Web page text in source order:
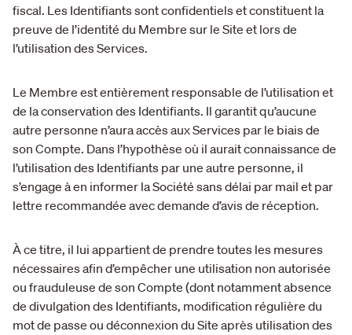
fiscal. Les Identifiants sont confidentiels et constituent la
preuve de l’identité du Membre sur le Site et lors de
l’utilisation des Services.
Le Membre est entièrement responsable de l’utilisation et
de la conservation des Identifiants. Il garantit qu’aucune
autre personne n’aura accès aux Services par le biais de
son Compte. Dans l’hypothèse où il aurait connaissance de
l’utilisation des Identifiants par une autre personne, il
s’engage à en informer la Société sans délai par mail et par
lettre recommandée avec demande d’avis de réception.
À ce titre, il lui appartient de prendre toutes les mesures
nécessaires afin d’empêcher une utilisation non autorisée
ou frauduleuse de son Compte (dont notamment absence
de divulgation des Identifiants, modification régulière du
mot de passe ou déconnexion du Site après utilisation des